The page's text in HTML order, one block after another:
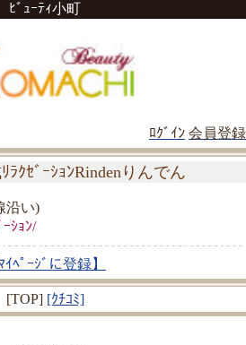
ﾋﾞｭｰﾃｨ小町
ﾛｸﾞｲﾝ 会員登録
ﾗｸｾﾞｰｼｮﾝRindenりんでん
沿い)
ｰｼｮﾝ/
ﾏｲﾍﾟｰｼﾞに登録】
[TOP] [ｸﾁｺﾐ]